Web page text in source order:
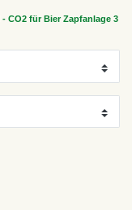
CO2 für Bier Zapfanlage 3